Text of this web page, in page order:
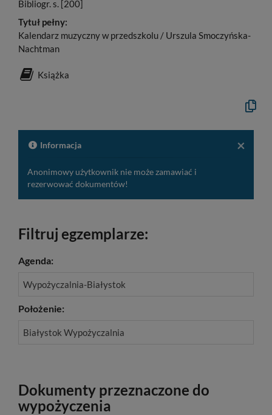
Bibliogr. s. [200]
Tytuł pełny:
Kalendarz muzyczny w przedszkolu / Urszula Smoczyńska-
Nachtman
Książka
Kopiuj
do
×
Informacja
Anonimowy użytkownik nie może zamawiać i
rezerwować dokumentów!
Filtruj egzemplarze:
Agenda:
Wypożyczalnia-Białystok
Położenie:
Białystok Wypożyczalnia
Dokumenty przeznaczone do
wypożyczenia